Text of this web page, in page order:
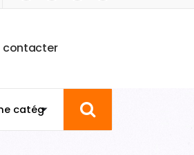
contacter